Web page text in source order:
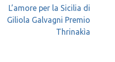
L’amore per la Sicilia di
Giliola Galvagni Premio
Thrinakìa